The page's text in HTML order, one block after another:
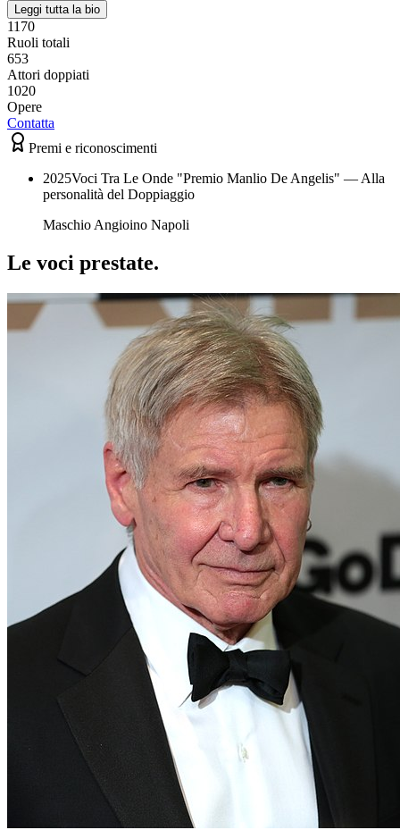
Leggi tutta la bio
1170
Ruoli totali
653
Attori doppiati
1020
Opere
Contatta
Premi e riconoscimenti
2025Voci Tra Le Onde "Premio Manlio De Angelis" — Alla
personalità del Doppiaggio
Maschio Angioino Napoli
Le voci prestate.